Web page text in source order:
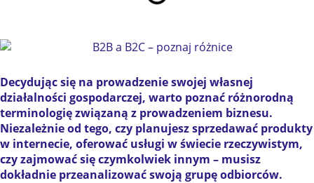
Decydując się na prowadzenie swojej własnej
działalności gospodarczej, warto poznać różnorodną
terminologię związaną z prowadzeniem biznesu.
Niezależnie od tego, czy planujesz sprzedawać produkty
w internecie, oferować usługi w świecie rzeczywistym,
czy zajmować się czymkolwiek innym – musisz
dokładnie przeanalizować swoją grupę odbiorców.